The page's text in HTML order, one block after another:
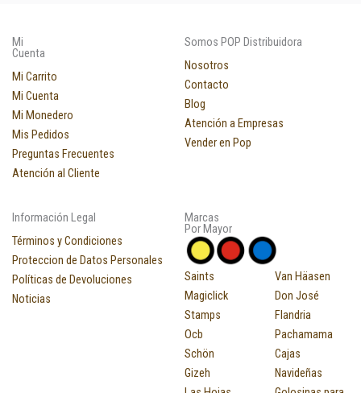
Mi
Cuenta
Mi Carrito
Mi Cuenta
Mi Monedero
Mis Pedidos
Preguntas Frecuentes
Atención al Cliente
Somos POP Distribuidora
Nosotros
Contacto
Blog
Atención a Empresas
Vender en Pop
Información Legal
Términos y Condiciones
Proteccion de Datos Personales
Políticas de Devoluciones
Noticias
Marcas
Por Mayor
Saints
Magiclick
Stamps
Ocb
Schön
Gizeh
Van Häasen
Don José
Flandria
Pachamama
Cajas
Navideñas